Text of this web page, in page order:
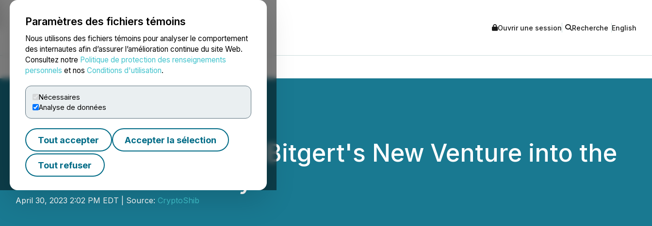
Paramètres des fichiers témoins
Nous utilisons des fichiers témoins pour analyser le comportement
des internautes afin d’assurer l’amélioration continue du site Web.
Consultez notre Politique de protection des renseignements
personnels et nos Conditions d'utilisation.
Nécessaires
Analyse de données
Tout accepter Accepter la sélection
Tout refuser
NEWSFILE Ouvrir une session Recherche English
Accueil À propos Services Salle de presse Blogue
From Crypto to Cars: Bitgert's New Venture into the
Automobile Industry
April 30, 2023 2:02 PM EDT | Source: CryptoShib